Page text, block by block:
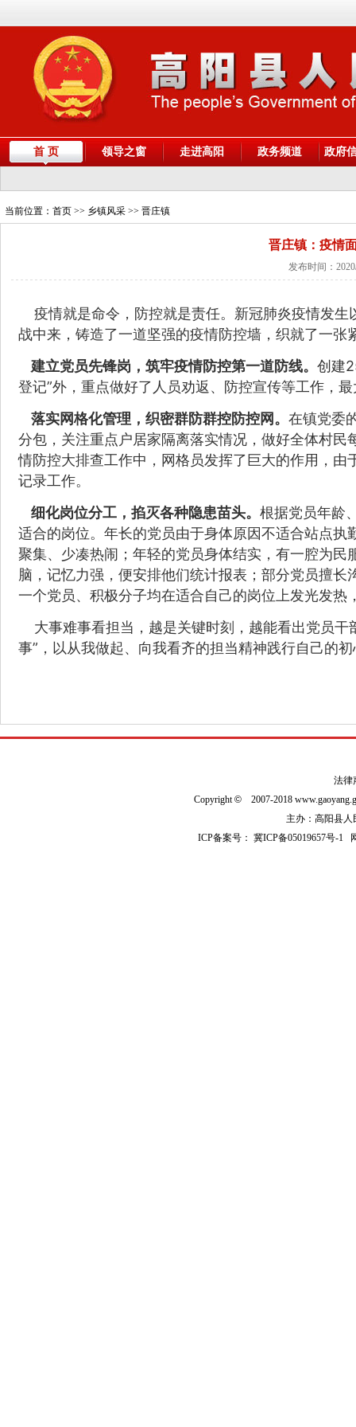
首 页 领导之窗 走进高阳 政务频道 政府
当前位置： 首页 >> 乡镇风采 >> 晋庄镇
晋庄镇：疫情
发布时间：
疫情就是命令，防控就是责任。 新冠肺炎疫情发生
战中来，铸造了一道坚强的疫情防控墙，织就了一张
建立党员先锋岗，筑牢疫情防控第一道防线。 创建
登记”外，重点做好了人员劝返、防控宣传等工作，
落实网格化管理，织密群防群控防控网。 在镇党委
分包，关注重点户居家隔离落实情况，做好全体村
情防控大排查工作中，网格员发挥了巨大的作用，
记录工作。
细化岗位分工，掐灭各种隐患苗头。 根据党员年龄
适合的岗位。 年长的党员由于身体原因不适合站点执
聚集、少凑热闹； 年轻的党员身体结实，有一腔为民
脑，记忆力强，便安排他们统计报表； 部分党员擅长
一个党员、积极分子均在适合自己的岗位上发光发热
大事难事看担当，越是关键时刻，越能看出党员干
事”，以从我做起、向我看齐的担当精神践行自己的
法律
Copyright© 2007-2018
主办：高阳县人
ICP备案号：冀ICP备05019657号-1